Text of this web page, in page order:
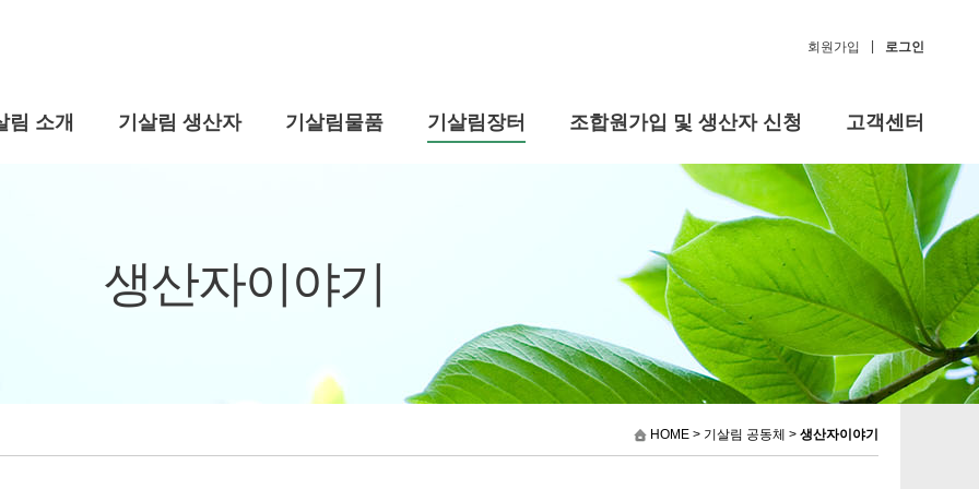
회원가입 로그인
림 소개 기살림 생산자 기살림물품 기살림장터 조합원가입 및 생산자 신청 고객센터
생산자이야기
HOME > 기살림 공동체 > 생산자이야기